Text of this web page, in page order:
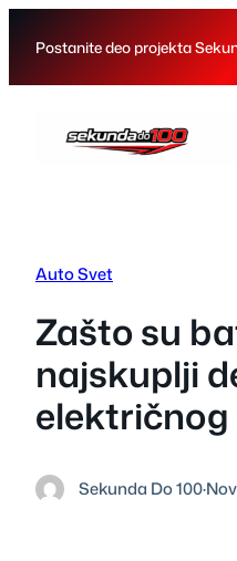
Postanite deo projekta
Auto Svet
Zašto su
najskuplji
električnog
Sekunda Do 100·